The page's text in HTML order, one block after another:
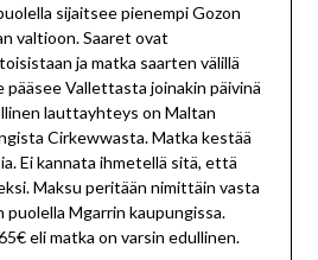
sijaitsee pienempi Gozon
valtioon. Saaret ovat
ja matka saarten välillä
Vallettasta joinakin päivinä
lauttayhteys on Maltan
Cirkewwasta. Matka kestää
Ei kannata ihmetellä sitä, että
Maksu peritään nimittäin vasta
Mgarrin kaupungissa.
eli matka on varsin edullinen.